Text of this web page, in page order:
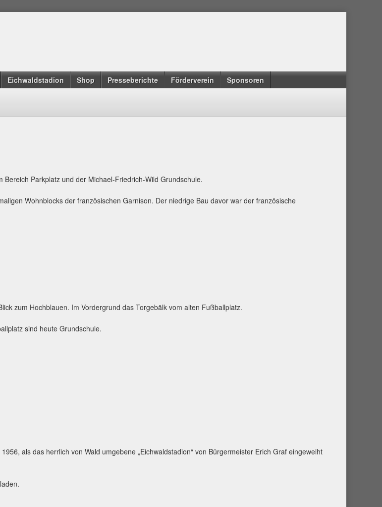
Eichwaldstadion Shop Presseberichte Förderverein Sponsoren
Bereich Parkplatz und der Michael-Friedrich-Wild Grundschule.
Wohnblocks der französischen Garnison. Der niedrige Bau davor war der französische
zum Hochblauen. Im Vordergrund das Torgebälk vom alten Fußballplatz.
sind heute Grundschule.
als das herrlich von Wald umgebene „Eichwaldstadion“ von Bürgermeister Erich Graf eingeweiht